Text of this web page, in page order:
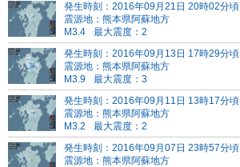
発生時刻：2016年09月21日 20時02分頃
震源地：熊本県阿蘇地方
M3.4
最大震度：2
発生時刻：2016年09月13日 17時29分頃
震源地：熊本県阿蘇地方
M3.9
最大震度：3
発生時刻：2016年09月11日 13時17分頃
震源地：熊本県阿蘇地方
M3.2
最大震度：2
発生時刻：2016年09月07日 23時57分頃
震源地：熊本県阿蘇地方